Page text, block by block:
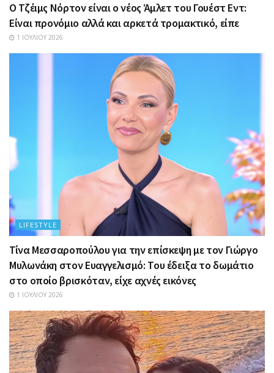
Ο Τζέιμς Νόρτον είναι ο νέος Άμλετ του Γουέστ Εντ:
Είναι προνόμιο αλλά και αρκετά τρομακτικό, είπε
1 ΙΟΥΛΊΟΥ 2026
LIFESTYLE
Τίνα Μεσσαροπούλου για την επίσκεψη με τον Γιώργο
Μυλωνάκη στον Ευαγγελισμό: Του έδειξα το δωμάτιο
στο οποίο βρισκόταν, είχε αχνές εικόνες
1 ΙΟΥΛΊΟΥ 2026